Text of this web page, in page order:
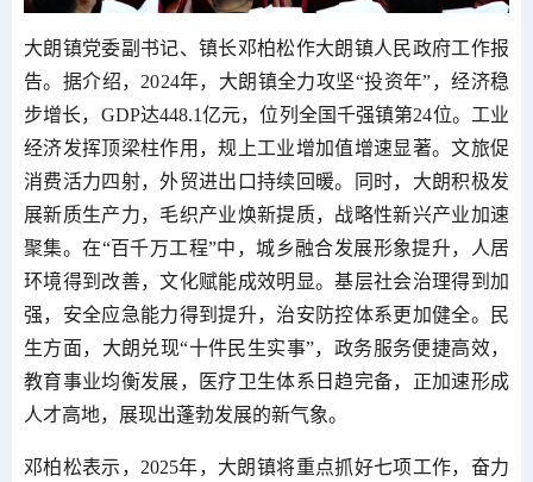
大朗镇党委副书记、镇长邓柏松作大朗镇人民政府工作报
告。据介绍，2024年，大朗镇全力攻坚“投资年”，经济稳
步增长，GDP达448.1亿元，位列全国千强镇第24位。工业
经济发挥顶梁柱作用，规上工业增加值增速显著。文旅促
消费活力四射，外贸进出口持续回暖。同时，大朗积极发
展新质生产力，毛织产业焕新提质，战略性新兴产业加速
聚集。在“百千万工程”中，城乡融合发展形象提升，人居
环境得到改善，文化赋能成效明显。基层社会治理得到加
强，安全应急能力得到提升，治安防控体系更加健全。民
生方面，大朗兑现“十件民生实事”，政务服务便捷高效，
教育事业均衡发展，医疗卫生体系日趋完备，正加速形成
人才高地，展现出蓬勃发展的新气象。
邓柏松表示，2025年，大朗镇将重点抓好七项工作，奋力